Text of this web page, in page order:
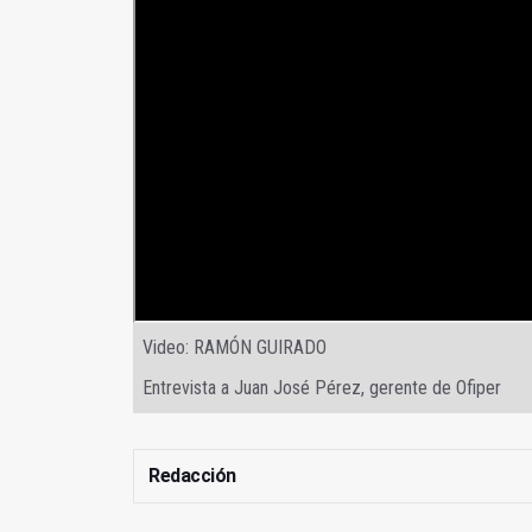
Video: RAMÓN GUIRADO
Entrevista a Juan José Pérez, gerente de Ofiper
Redacción